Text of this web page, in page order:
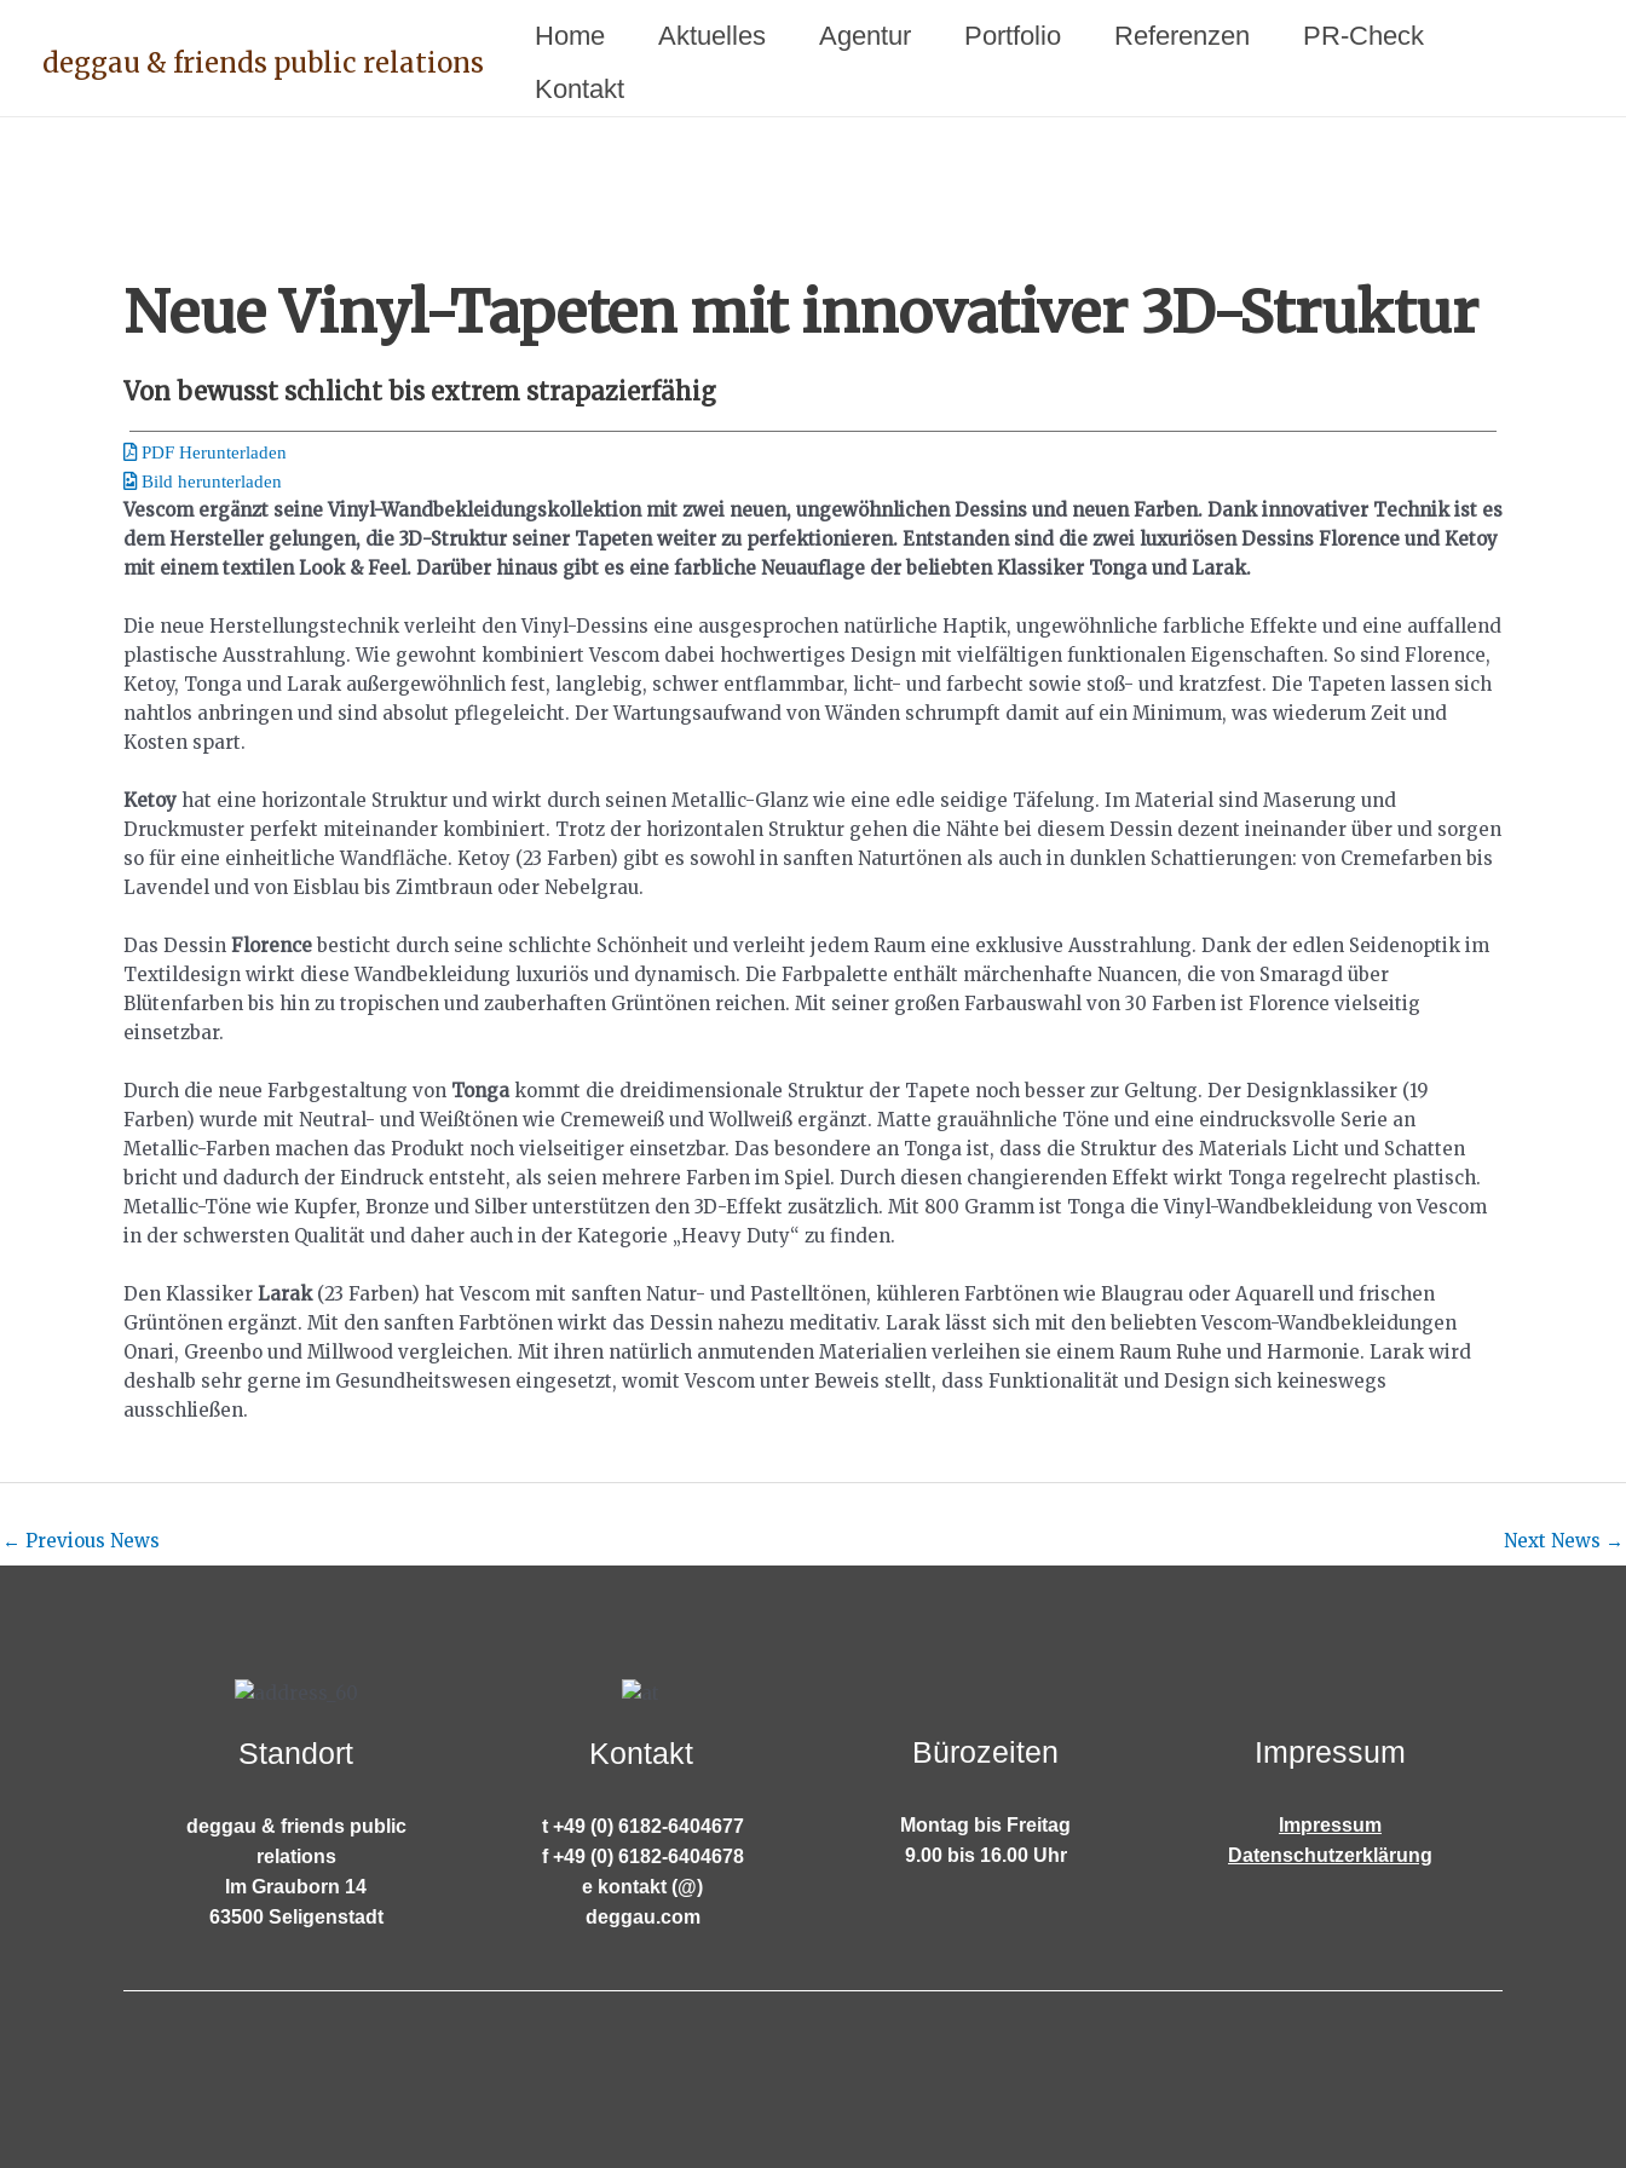
contentdeggau & friends public relations
Home Aktuelles Agentur Portfolio Referenzen
PR-Check
Kontakt
Neue Vinyl-Tapeten mit innovativer 3D-Struktur
Von bewusst schlicht bis extrem strapazierfähig
PDF Herunterladen
Bild herunterladen
Vescom ergänzt seine Vinyl-Wandbekleidungskollektion mit zwei neuen, ungewöhnlichen Dessins und neuen Farben. Dank innovativer Technik ist es
dem Hersteller gelungen, die 3D-Struktur seiner Tapeten weiter zu perfektionieren. Entstanden sind die zwei luxuriösen Dessins Florence und Ketoy
mit einem textilen Look & Feel. Darüber hinaus gibt es eine farbliche Neuauflage der beliebten Klassiker Tonga und Larak.
Die neue Herstellungstechnik verleiht den Vinyl-Dessins eine ausgesprochen natürliche Haptik, ungewöhnliche farbliche Effekte und eine auffallend
plastische Ausstrahlung. Wie gewohnt kombiniert Vescom dabei hochwertiges Design mit vielfältigen funktionalen Eigenschaften. So sind Florence,
Ketoy, Tonga und Larak außergewöhnlich fest, langlebig, schwer entflammbar, licht- und farbecht sowie stoß- und kratzfest. Die Tapeten lassen sich
nahtlos anbringen und sind absolut pflegeleicht. Der Wartungsaufwand von Wänden schrumpft damit auf ein Minimum, was wiederum Zeit und
Kosten spart.
Ketoy hat eine horizontale Struktur und wirkt durch seinen Metallic-Glanz wie eine edle seidige Täfelung. Im Material sind Maserung und
Druckmuster perfekt miteinander kombiniert. Trotz der horizontalen Struktur gehen die Nähte bei diesem Dessin dezent ineinander über und sorgen
so für eine einheitliche Wandfläche. Ketoy (23 Farben) gibt es sowohl in sanften Naturtönen als auch in dunklen Schattierungen: von Cremefarben bis
Lavendel und von Eisblau bis Zimtbraun oder Nebelgrau.
Das Dessin Florencebesticht durch seine schlichte Schönheit und verleiht jedem Raum eine exklusive Ausstrahlung. Dank der edlen Seidenoptik im
Textildesign wirkt diese Wandbekleidung luxuriös und dynamisch. Die Farbpalette enthält märchenhafte Nuancen, die von Smaragd über
Blütenfarben bis hin zu tropischen und zauberhaften Grüntönen reichen. Mit seiner großen Farbauswahl von 30 Farben ist Florence vielseitig
einsetzbar.
Durch die neue Farbgestaltung von Tongakommt die dreidimensionale Struktur der Tapete noch besser zur Geltung. Der Designklassiker (19
Farben) wurde mit Neutral- und Weißtönen wie Cremeweiß und Wollweiß ergänzt. Matte grauähnliche Töne und eine eindrucksvolle Serie an
Metallic-Farben machen das Produkt noch vielseitiger einsetzbar. Das besondere an Tonga ist, dass die Struktur des Materials Licht und Schatten
bricht und dadurch der Eindruck entsteht, als seien mehrere Farben im Spiel. Durch diesen changierenden Effekt wirkt Tonga regelrecht plastisch.
Metallic-Töne wie Kupfer, Bronze und Silber unterstützen den 3D-Effekt zusätzlich. Mit 800 Gramm ist Tonga die Vinyl-Wandbekleidung von Vescom
in der schwersten Qualität und daher auch in der Kategorie „Heavy Duty“ zu finden.
Den Klassiker Larak(23 Farben) hat Vescom mit sanften Natur- und Pastelltönen, kühleren Farbtönen wie Blaugrau oder Aquarell und frischen
Grüntönen ergänzt. Mit den sanften Farbtönen wirkt das Dessin nahezu meditativ. Larak lässt sich mit den beliebten Vescom-Wandbekleidungen
Onari, Greenbo und Millwood vergleichen. Mit ihren natürlich anmutenden Materialien verleihen sie einem Raum Ruhe und Harmonie. Larak wird
deshalb sehr gerne im Gesundheitswesen eingesetzt, womit Vescom unter Beweis stellt, dass Funktionalität und Design sich keineswegs
ausschließen.
← Previous News Next News →
Standort
deggau & friends public
relations
Im Grauborn 14
63500 Seligenstadt
Kontakt
t +49 (0) 6182-6404677
f +49 (0) 6182-6404678
e kontakt (@)
deggau.com
Bürozeiten
Montag bis Freitag
9.00 bis 16.00 Uhr
Impressum
Impressum
Datenschutzerklärung